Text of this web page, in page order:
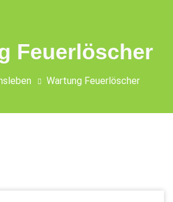
Feuerlöscher
Wartung Feuerlöscher